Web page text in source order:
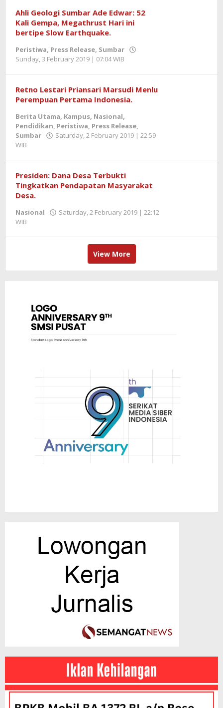
Ahli Geologi Sumbar Ade Edwar: 52
Kali Gempa, Megathrust Hari ini
bertipe Slow Earthquake.
Peristiwa, Press Release, Sumbar
Sunday, 3 February 2019 | 07:04 WIB
Retno Lestari Priansari Marsudi Menlu
Perempuan Pertama Indonesia.
Berita Utama, Kampus, Nasional,
Pendidikan, Peristiwa, Press Release,
Sumbar
Saturday, 2 February 2019 | 22:59
WIB
Presiden: Dana Desa Terbukti
Tingkatkan Pendapatan Masyarakat
Desa.
Nasional
Saturday, 2 February 2019 | 22:12
WIB
View More